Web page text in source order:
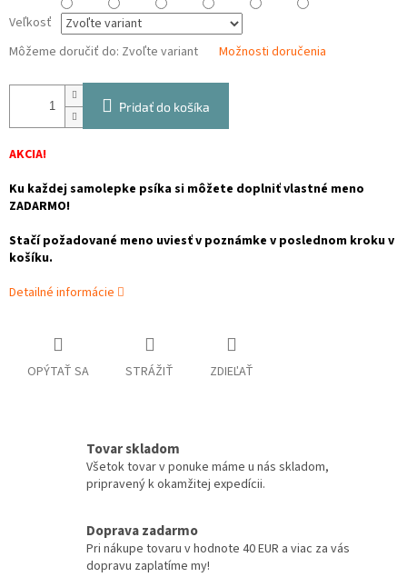
Veľkosť
Môžeme doručiť do: Zvoľte variant Možnosti doručenia
Pridať do košíka
AKCIA!
Ku každej samolepke psíka si môžete doplniť vlastné meno
ZADARMO!
Stačí požadované meno uviesť v poznámke v poslednom kroku v
košíku.
Detailné informácie
OPÝTAŤ SA STRÁŽIŤ ZDIEĽAŤ
Tovar skladom
Všetok tovar v ponuke máme u nás skladom,
pripravený k okamžitej expedícii.
Doprava zadarmo
Pri nákupe tovaru v hodnote 40 EUR a viac za vás
dopravu zaplatíme my!